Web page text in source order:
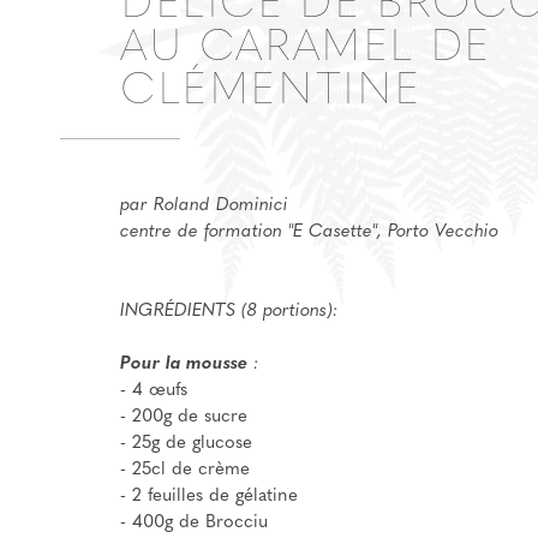
AU CARAMEL DE
CLÉMENTINE
par Roland Dominici
centre de formation "E Casette", Porto Vecchio
INGRÉDIENTS (8 portions):
Pour la mousse :
- 4 œufs
- 200g de sucre
- 25g de glucose
- 25cl de crème
- 2 feuilles de gélatine
- 400g de Brocciu